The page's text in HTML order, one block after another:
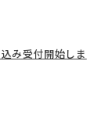
み受付開始しま